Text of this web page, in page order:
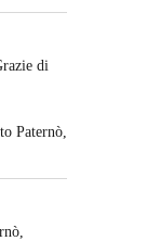
di
Paternò,